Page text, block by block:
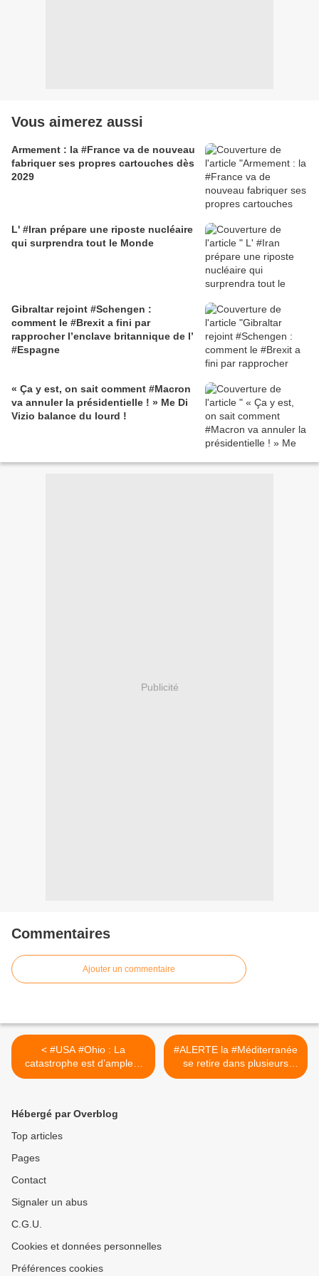
Vous aimerez aussi
Armement : la #France va de nouveau
fabriquer ses propres cartouches dès
2029
L' #Iran prépare une riposte nucléaire
qui surprendra tout le Monde
Gibraltar rejoint #Schengen :
comment le #Brexit a fini par
rapprocher l’enclave britannique de l’
#Espagne
« Ça y est, on sait comment #Macron
va annuler la présidentielle ! » Me Di
Vizio balance du lourd !
Publicité
Commentaires
Ajouter un commentaire
< #USA #Ohio : La
catastrophe est d’ampleur
globale
#ALERTE la #Méditerranée
se retire dans plusieurs
pays !!! >
Hébergé par Overblog
Top articles
Pages
Contact
Signaler un abus
C.G.U.
Cookies et données personnelles
Préférences cookies